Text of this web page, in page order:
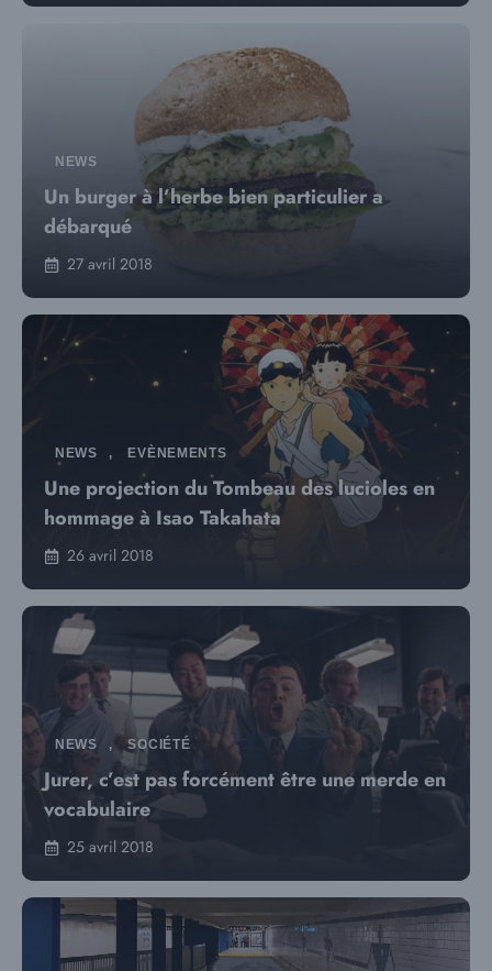
NEWS
Un burger à l’herbe bien particulier a
débarqué
27 avril 2018
NEWS , EVÈNEMENTS
Une projection du Tombeau des lucioles en
hommage à Isao Takahata
26 avril 2018
NEWS , SOCIÉTÉ
Jurer, c’est pas forcément être une merde en
vocabulaire
25 avril 2018